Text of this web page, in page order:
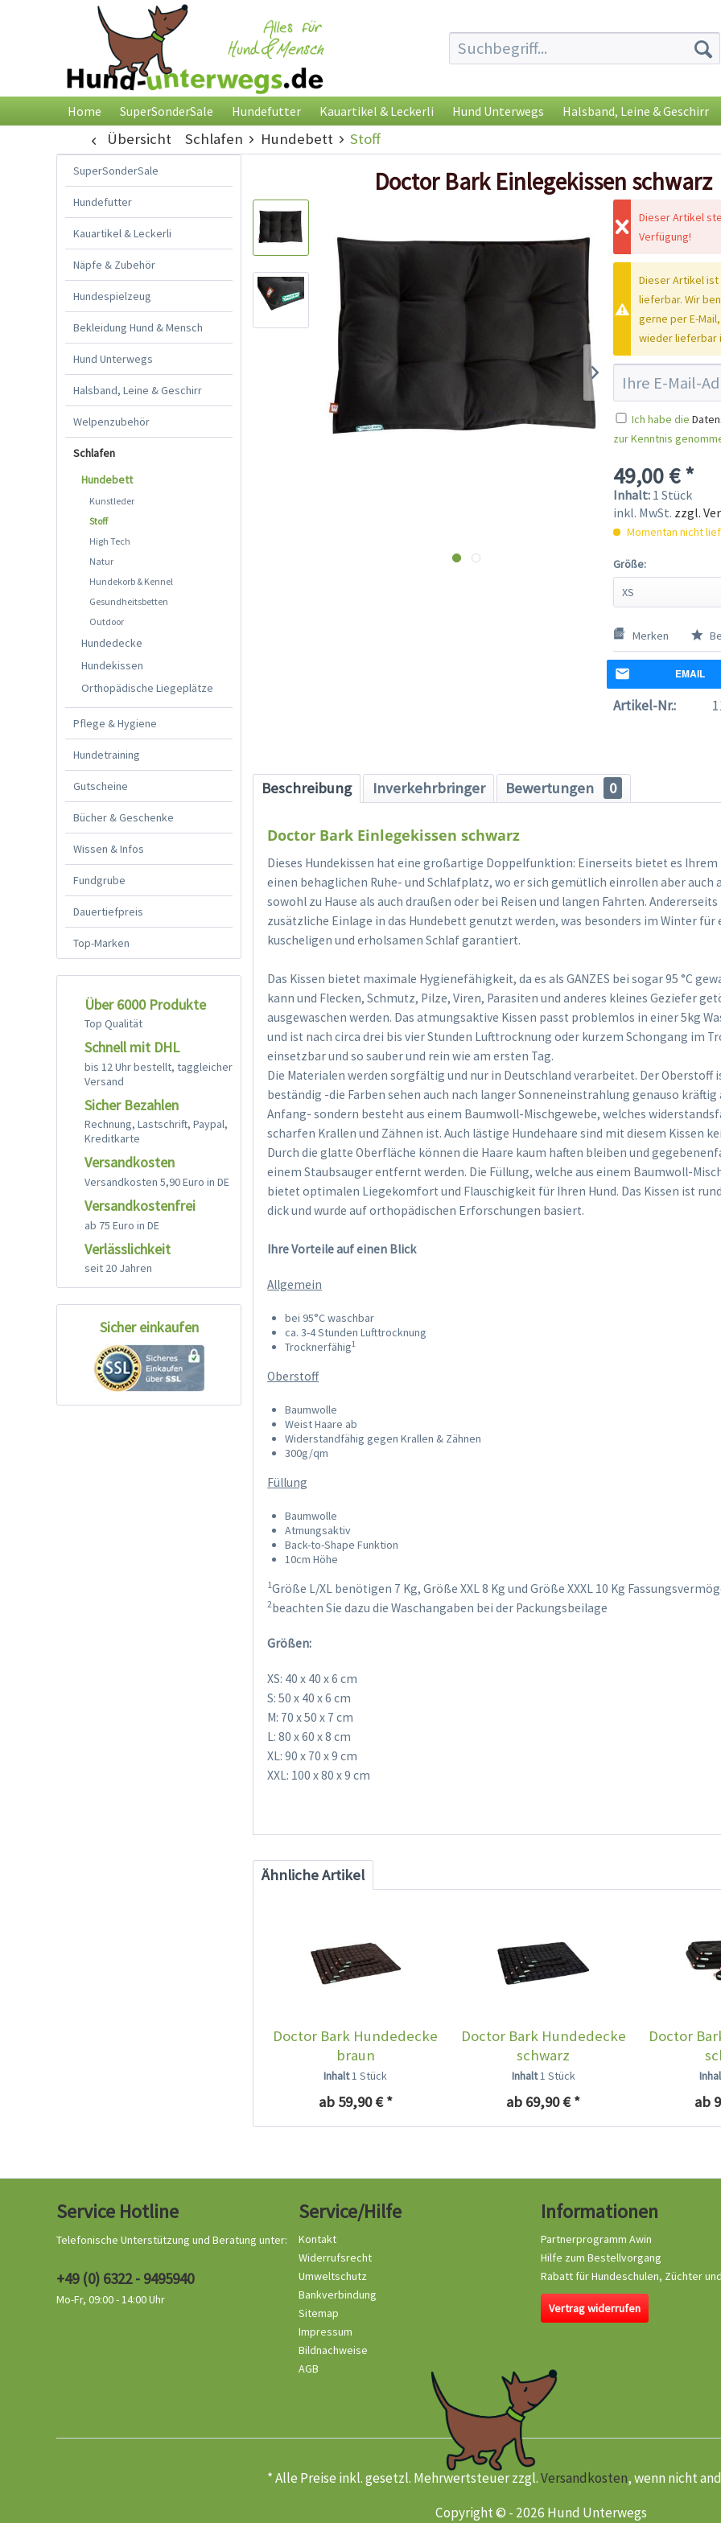
Home SuperSonderSale Hundefutter Kauartikel & Leckerli Hund Unterwegs Halsband, Leine & Geschirr
Übersicht Schlafen Hundebett Stoff
SuperSonderSale
Hundefutter
Kauartikel & Leckerli
Näpfe & Zubehör
Hundespielzeug
Bekleidung Hund & Mensch
Hund Unterwegs
Halsband, Leine & Geschirr
Welpenzubehör
Schlafen
Hundebett
Kunstleder
Stoff
High Tech
Natur
Hundekorb & Kennel
Gesundheitsbetten
Outdoor
Hundedecke
Hundekissen
Orthopädische Liegeplätze
Pflege & Hygiene
Hundetraining
Gutscheine
Bücher & Geschenke
Wissen & Infos
Fundgrube
Dauertiefpreis
Top-Marken
Über 6000 Produkte
Top Qualität
Schnell mit DHL
bis 12 Uhr bestellt, taggleicher
Versand
Sicher Bezahlen
Rechnung, Lastschrift, Paypal,
Kreditkarte
Versandkosten
Versandkosten 5,90 Euro in DE
Versandkostenfrei
ab 75 Euro in DE
Verlässlichkeit
seit 20 Jahren
Sicher einkaufen
Doctor Bark Einlegekissen schwarz
Dieser Artikel
Verfügung!
Dieser Artikel
lieferbar. Wir
gerne per E-
wieder lieferbar
Ich habe die
zur Kenntnis
49,00 € *
Inhalt: 1 Stück
inkl. MwSt. zzgl.
Momentan nicht
Größe:
Merken
EMAIL
Artikel-Nr.:
Beschreibung Inverkehrbringer Bewertungen 0
Doctor Bark Einlegekissen schwarz
Dieses Hundekissen hat eine großartige Doppelfunktion: Einerseits bietet es
einen behaglichen Ruhe- und Schlafplatz, wo er sich gemütlich einrollen aber auch
sowohl zu Hause als auch draußen oder bei Reisen und langen Fahrten. Andererseits
zusätzliche Einlage in das Hundebett genutzt werden, was besonders im Winter für
kuscheligen und erholsamen Schlaf garantiert.
Das Kissen bietet maximale Hygienefähigkeit, da es als GANZES bei sogar 95 °C
kann und Flecken, Schmutz, Pilze, Viren, Parasiten und anderes kleines Geziefer
ausgewaschen werden. Das atmungsaktive Kissen passt problemlos in einer 5kg
und ist nach circa drei bis vier Stunden Lufttrocknung oder kurzem Schongang im
einsetzbar und so sauber und rein wie am ersten Tag.
Die Materialen werden sorgfältig und nur in Deutschland verarbeitet. Der Oberstoff
beständig -die Farben sehen auch nach langer Sonneneinstrahlung genauso kräftig
Anfang- sondern besteht aus einem Baumwoll-Mischgewebe, welches
scharfen Krallen und Zähnen ist. Auch lästige Hundehaare sind mit diesem Kissen
Durch die glatte Oberfläche können die Haare kaum haften bleiben und
einem Staubsauger entfernt werden. Die Füllung, welche aus einem Baumwoll-
bietet optimalen Liegekomfort und Flauschigkeit für Ihren Hund. Das Kissen ist
dick und wurde auf orthopädischen Erforschungen basiert.
Ihre Vorteile auf einen Blick
Allgemein
bei 95°C waschbar
ca. 3-4 Stunden Lufttrocknung
Trocknerfähig1
Oberstoff
Baumwolle
Weist Haare ab
Widerstandfähig gegen Krallen & Zähnen
300g/qm
Füllung
Baumwolle
Atmungsaktiv
Back-to-Shape Funktion
10cm Höhe
1Größe L/XL benötigen 7 Kg, Größe XXL 8 Kg und Größe XXXL 10 Kg
2beachten Sie dazu die Waschangaben bei der Packungsbeilage
Größen:
XS: 40 x 40 x 6 cm
S: 50 x 40 x 6 cm
M: 70 x 50 x 7 cm
L: 80 x 60 x 8 cm
XL: 90 x 70 x 9 cm
XXL: 100 x 80 x 9 cm
Ähnliche Artikel
Doctor Bark Hundedecke
braun
Inhalt1 Stück
ab 59,90 € *
Doctor Bark Hundedecke
schwarz
Inhalt1 Stück
ab 69,90 € *
Doctor
ab
Service Hotline
Telefonische Unterstützung und Beratung unter:
+49 (0) 6322 - 9495940
Mo-Fr, 09:00 - 14:00 Uhr
Service/Hilfe
Kontakt
Widerrufsrecht
Umweltschutz
Bankverbindung
Sitemap
Impressum
Bildnachweise
AGB
Informationen
Partnerprogramm Awin
Hilfe zum Bestellvorgang
Rabatt für Hundeschulen, Züchter
Vertrag widerrufen
* Alle Preise inkl. gesetzl. Mehrwertsteuer zzgl.Versandkosten, wenn nicht
Copyright © - 2026 Hund Unterwegs